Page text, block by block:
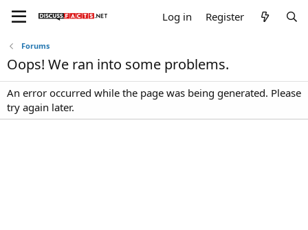
Log in Register
Forums
Oops! We ran into some problems.
An error occurred while the page was being generated. Please
try again later.